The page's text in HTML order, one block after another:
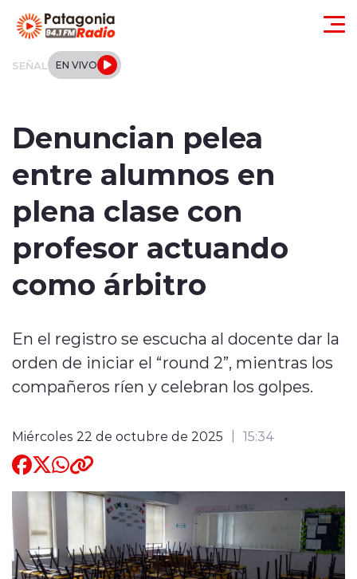
SEÑAL EN VIVO
Tendencias
Internacional
Entrevistas
Quienes Somos
modo claro
Denuncian pelea
entre alumnos en
plena clase con
profesor actuando
como árbitro
En el registro se escucha al docente dar la
orden de iniciar el “round 2”, mientras los
compañeros ríen y celebran los golpes.
Miércoles 22 de octubre de 2025 15:34